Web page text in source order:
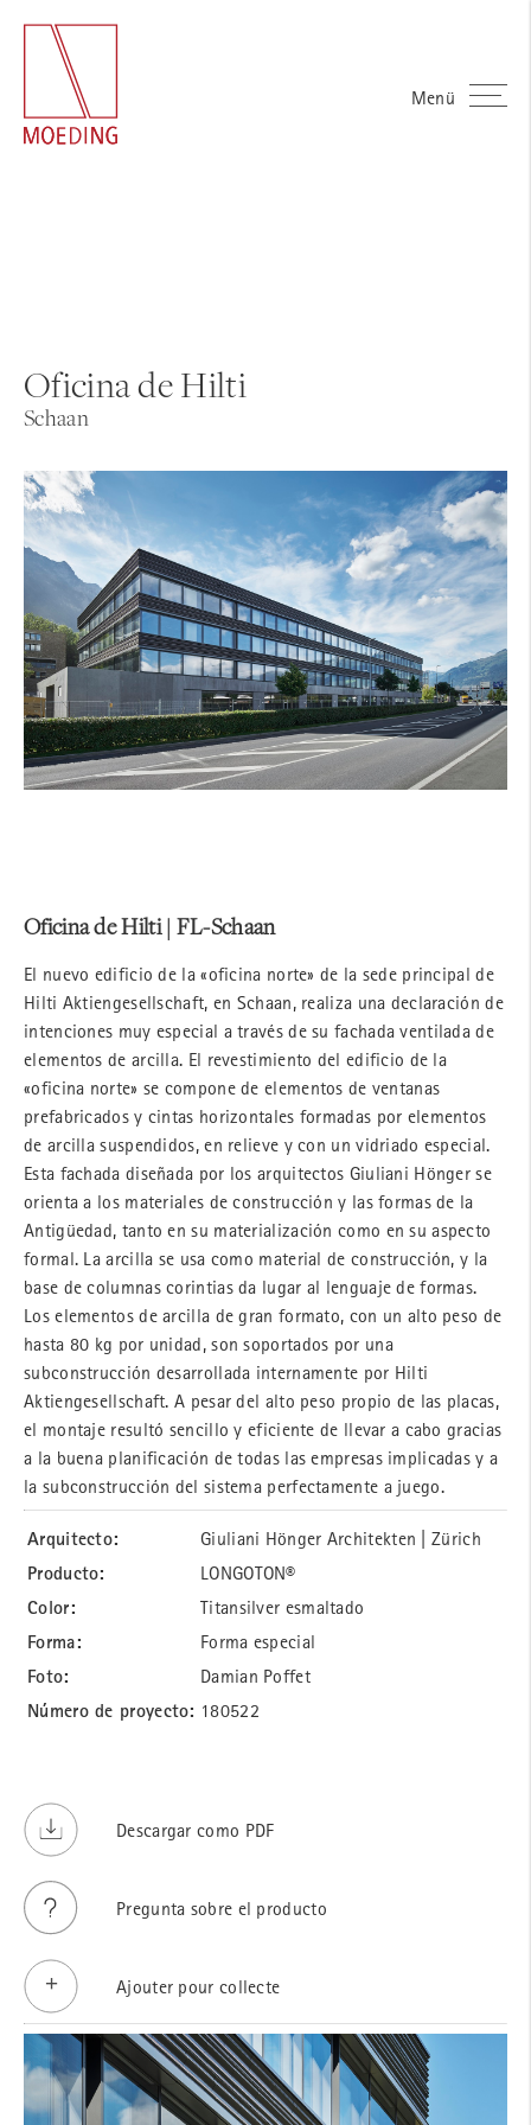
Menü
Oficina de Hilti
Schaan
Oficina de Hilti | FL-Schaan
El nuevo edificio de la «oficina norte» de la sede principal de
Hilti Aktiengesellschaft, en Schaan, realiza una declaración de
intenciones muy especial a través de su fachada ventilada de
elementos de arcilla. El revestimiento del edificio de la
«oficina norte» se compone de elementos de ventanas
prefabricados y cintas horizontales formadas por elementos
de arcilla suspendidos, en relieve y con un vidriado especial.
Esta fachada diseñada por los arquitectos Giuliani Hönger se
orienta a los materiales de construcción y las formas de la
Antigüedad, tanto en su materialización como en su aspecto
formal. La arcilla se usa como material de construcción, y la
base de columnas corintias da lugar al lenguaje de formas.
Los elementos de arcilla de gran formato, con un alto peso de
hasta 80 kg por unidad, son soportados por una
subconstrucción desarrollada internamente por Hilti
Aktiengesellschaft. A pesar del alto peso propio de las placas,
el montaje resultó sencillo y eficiente de llevar a cabo gracias
a la buena planificación de todas las empresas implicadas y a
la subconstrucción del sistema perfectamente a juego.
Arquitecto: Giuliani Hönger Architekten | Zürich
Producto: LONGOTON®
Color: Titansilver esmaltado
Forma: Forma especial
Foto: Damian Poffet
Número de proyecto: 180522
Descargar como PDF
Pregunta sobre el producto
Ajouter pour collecte